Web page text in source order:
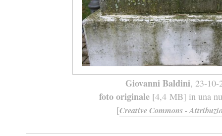
Giovanni Baldini, 23-10-
foto originale[4,4 MB] in una
[Creative Commons -